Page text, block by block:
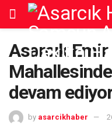
Asarcık
devam
by asarcikhaber